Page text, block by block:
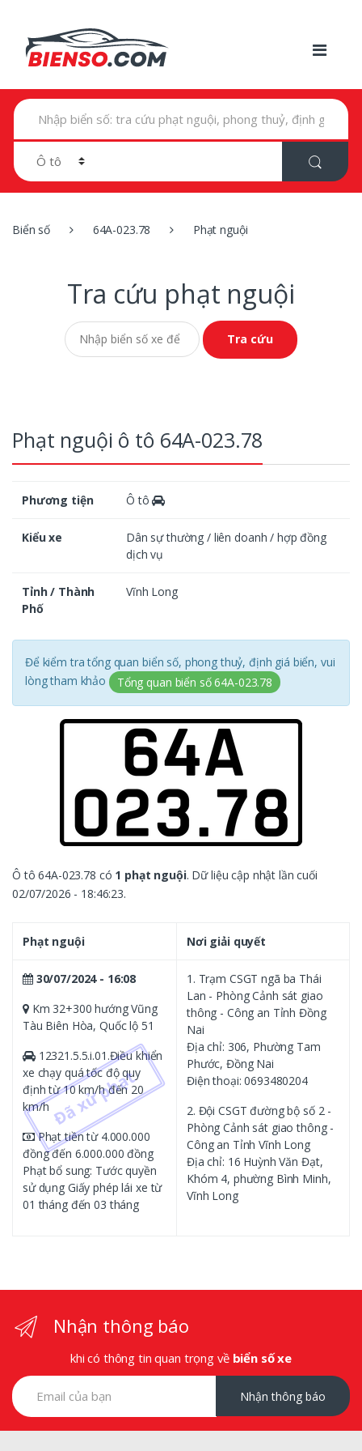
T
ì
k
ế
m
o
Biển số 64A-023.78 Phạt nguội
Tra cứu phạt nguội
Tra cứu phạt nguội
Phạt nguội ô tô 64A-023.78
Phương tiện Ô tô
Kiểu xe
Dân sự thường / liên doanh / hợp đồng
dịch vụ
Tỉnh / Thành
Phố
Vĩnh Long
Để kiểm tra tổng quan biển số, phong thuỷ, định giá biển, vui
lòng tham khảo
Tổng quan biển số 64A-023.78
Ô tô 64A-023.78 có 1 phạt nguội. Dữ liệu cập nhật lần cuối
02/07/2026 - 18:46:23.
Phạt nguội Nơi giải quyết
30/07/2024 - 16:08
Km 32+300 hướng Vũng
Tàu Biên Hòa, Quốc lộ 51
12321.5.5.i.01.Điều khiển
xe chạy quá tốc độ quy
định từ 10 km/h đến 20
km/h
Phạt tiền từ 4.000.000
đồng đến 6.000.000 đồng
Phạt bổ sung: Tước quyền
sử dụng Giấy phép lái xe từ
01 tháng đến 03 tháng
1. Trạm CSGT ngã ba Thái
Lan - Phòng Cảnh sát giao
thông - Công an Tỉnh Đồng
Nai
Địa chỉ: 306, Phường Tam
Phước, Đồng Nai
Điện thoại: 0693480204
2. Đội CSGT đường bộ số 2 -
Phòng Cảnh sát giao thông -
Công an Tỉnh Vĩnh Long
Địa chỉ: 16 Huỳnh Văn Đạt,
Khóm 4, phường Bình Minh,
Vĩnh Long
Nhận thông báo
khi có thông tin quan trọng về biển số xe
Nhận thông báo